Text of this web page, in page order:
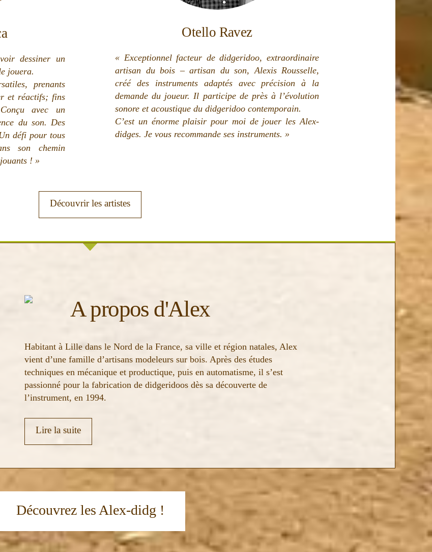
dessiner un
jouera.
prenants
et réactifs; fins
avec un
du son. Des
défi pour tous
son chemin
! »
Otello Ravez
« Exceptionnel facteur de didgeridoo, extraordinaire
artisan du bois – artisan du son, Alexis Rousselle,
créé des instruments adaptés avec précision à la
demande du joueur. Il participe de près à l’évolution
sonore et acoustique du didgeridoo contemporain.
C’est un énorme plaisir pour moi de jouer les Alex-
didges. Je vous recommande ses instruments. »
Découvrir les artistes
A propos d'Alex
Habitant à Lille dans le Nord de la France, sa ville et région natales, Alex
vient d’une famille d’artisans modeleurs sur bois. Après des études
techniques en mécanique et productique, puis en automatisme, il s’est
passionné pour la fabrication de didgeridoos dès sa découverte de
l’instrument, en 1994.
Lire la suite
Découvrez les Alex-didg !